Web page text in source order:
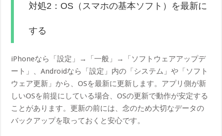
対処2：OS（スマホの基本ソフト）を最新に
する
iPhoneなら「設定」→「一般」→「ソフトウェアアップデ
ート」、Androidなら「設定」内の「システム」や「ソフト
ウェア更新」から、OSを最新に更新します。アプリ側が新
しいOSを前提にしている場合、OSの更新で動作が安定する
ことがあります。更新の前には、念のため大切なデータの
バックアップを取っておくと安心です。